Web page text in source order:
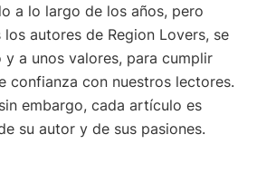
a lo largo de los años, pero
autores de Region Lovers, se
y a unos valores, para cumplir
confianza con nuestros lectores.
embargo, cada artículo es
su autor y de sus pasiones.